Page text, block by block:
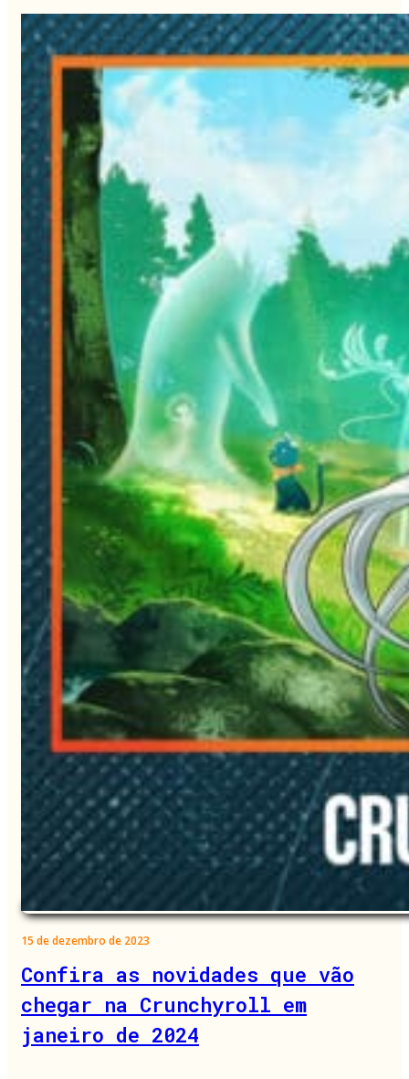
15 de dezembro de 2023
Confira as novidades que vão
chegar na Crunchyroll em
janeiro de 2024